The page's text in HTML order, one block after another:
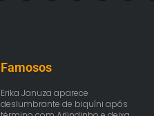
Famosos
Erika Januza aparece
deslumbrante de biquíni após